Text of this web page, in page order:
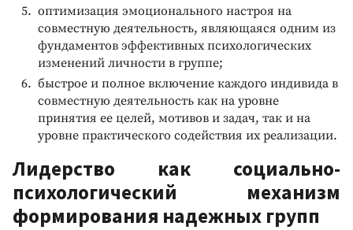
оптимизация эмоционального настроя на
совместную деятельность, являющаяся одним из
фундаментов эффективных психологических
изменений личности в группе;
быстрое и полное включение каждого индивида в
совместную деятельность как на уровне
принятия ее целей, мотивов и задач, так и на
уровне практического содействия их реализации.
Лидерство как социально-
психологический механизм
формирования надежных групп